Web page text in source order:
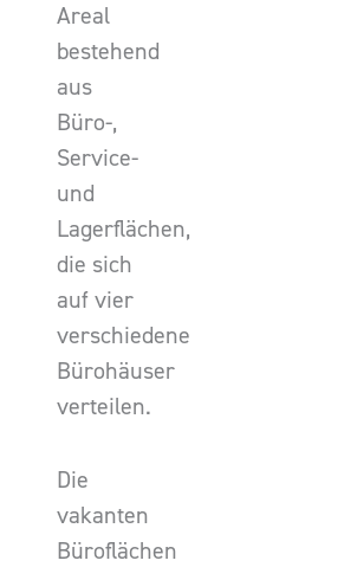
Areal
bestehend
aus
Büro-,
Service-
und
Lagerflächen,
die sich
auf vier
verschiedene
Bürohäuser
verteilen.
Die
vakanten
Büroflächen